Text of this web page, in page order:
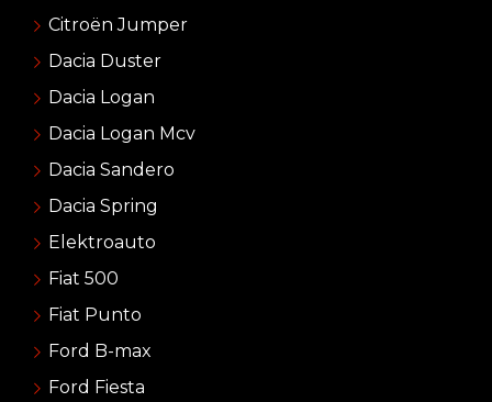
Citroën Jumper
Dacia Duster
Dacia Logan
Dacia Logan Mcv
Dacia Sandero
Dacia Spring
Elektroauto
Fiat 500
Fiat Punto
Ford B-max
Ford Fiesta